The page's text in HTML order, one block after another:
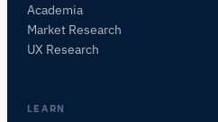
Academia
Market Research
UX Research
LEARN